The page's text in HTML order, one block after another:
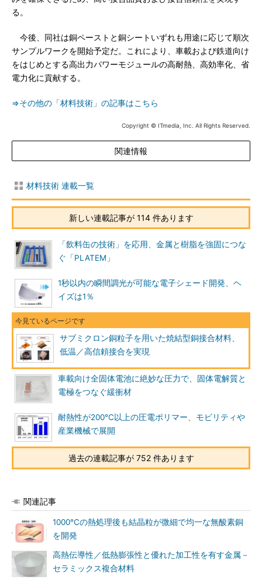
る。
今後、同社は銅ペーストと銅シートいずれも用途に応じて順次
サンプルワークを開始予定だ。これにより、車載および鉄道向け
をはじめとする高出力パワーモジュールの高耐熱、高効率化、省
電力化に貢献する。
⇒その他の「材料技術」の記事はこちら
Copyright © ITmedia, Inc. All Rights Reserved.
関連情報
材料技術 連載一覧
新しい連載記事が 114 件あります
「飲料缶の技術」を応用、金属と樹脂を強固につな
ぐ「PLATEM」
1秒以内の瞬間調光が可能な電子シェード開発、ヘ
イズは1％
サブミクロン銅粒子を用いた焼結型銅接合材料、
低温／高信頼接合を実現
車載向け全固体電池に絶妙な圧力で、固体電解質と
電極をつなぐ緩衝材
耐熱性が200℃以上の圧電ポリマー、モビリティや
産業機械で展開
過去の連載記事が 752 件あります
関連記事
1000℃の熱処理後も結晶粒が微細で均一な無酸素銅
を開発
高熱伝導性／低熱膨張性と優れた加工性を有す金属－
セラミックス複合材料